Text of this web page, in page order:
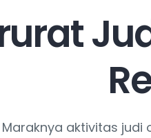
Maraknya aktivitas judi